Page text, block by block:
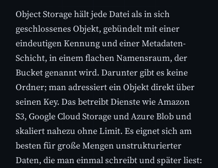
Object Storage hält jede Datei als in sich
geschlossenes Objekt, gebündelt mit einer
eindeutigen Kennung und einer Metadaten-
Schicht, in einem flachen Namensraum, der
Bucket genannt wird. Darunter gibt es keine
Ordner; man adressiert ein Objekt direkt über
seinen Key. Das betreibt Dienste wie Amazon
S3, Google Cloud Storage und Azure Blob und
skaliert nahezu ohne Limit. Es eignet sich am
besten für große Mengen unstrukturierter
Daten, die man einmal schreibt und später liest: